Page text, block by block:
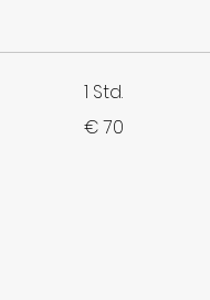
1 Std.
Euro
€ 70